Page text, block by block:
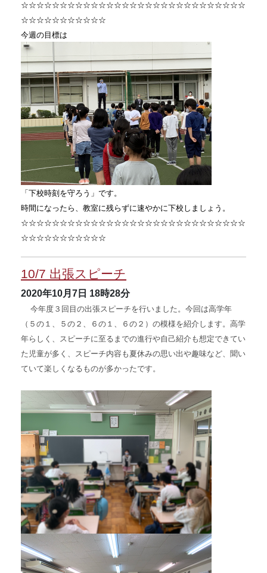
☆☆☆☆☆☆☆☆☆☆☆☆☆☆☆☆☆☆☆☆☆☆☆☆☆☆☆☆☆
☆☆☆☆☆☆☆☆☆☆☆
今週の目標は
「下校時刻を守ろう」です。
時間になったら、教室に残らずに速やかに下校しましょう。
☆☆☆☆☆☆☆☆☆☆☆☆☆☆☆☆☆☆☆☆☆☆☆☆☆☆☆☆☆
☆☆☆☆☆☆☆☆☆☆☆
10/7 出張スピーチ
2020年10月7日 18時28分
今年度３回目の出張スピーチを行いました。今回は高学年
（５の１、５の２、６の１、６の２）の模様を紹介します。高学
年らしく、スピーチに至るまでの進行や自己紹介も想定できてい
た児童が多く、スピーチ内容も夏休みの思い出や趣味など、聞い
ていて楽しくなるものが多かったです。